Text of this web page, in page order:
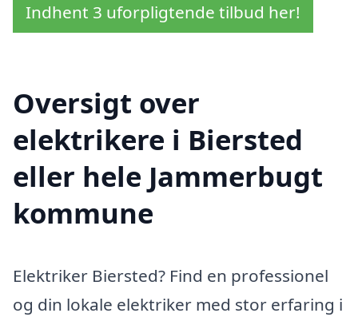
Indhent 3 uforpligtende tilbud her!
Oversigt over
elektrikere i Biersted
eller hele Jammerbugt
kommune
Elektriker Biersted? Find en professionel
og din lokale elektriker med stor erfaring i